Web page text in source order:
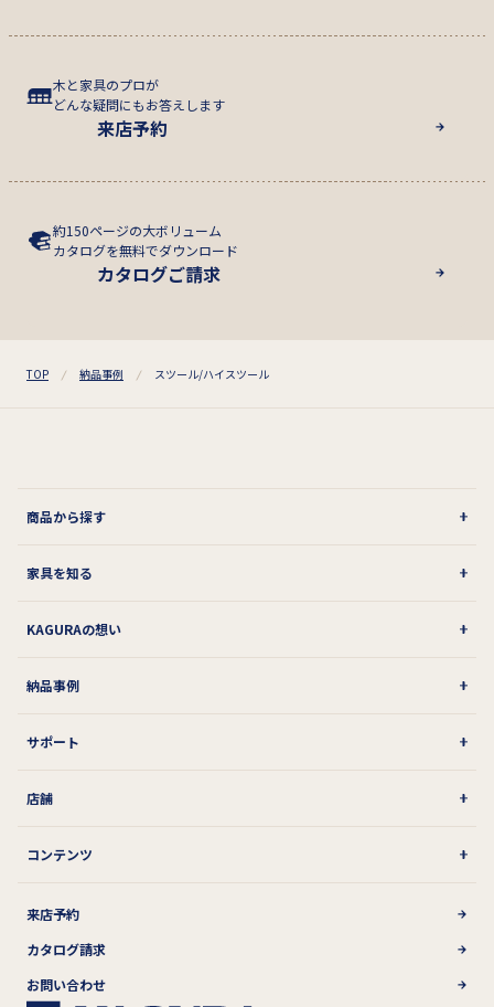
木と家具のプロが
どんな疑問にもお答えします
来店予約
約150ページの大ボリューム
カタログを無料でダウンロード
カタログご請求
TOP 納品事例 スツール/ハイスツール
商品から探す
家具を知る
KAGURAの想い
納品事例
サポート
店舗
コンテンツ
来店予約
カタログ請求
お問い合わせ